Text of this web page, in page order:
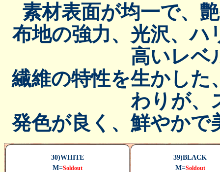
素材表面が均一で、
布地の強力、光沢、ハ
高いレベ
繊維の特性を生かした
わりが、
発色が良く、鮮やかで
30)WHITE
M=Soldout
39)BLACK
M=Soldout